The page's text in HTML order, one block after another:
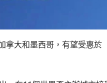
拿大和墨西哥，有望受惠於